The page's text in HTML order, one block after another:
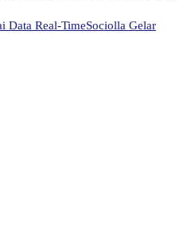
Data Real-TimeSociolla Gelar